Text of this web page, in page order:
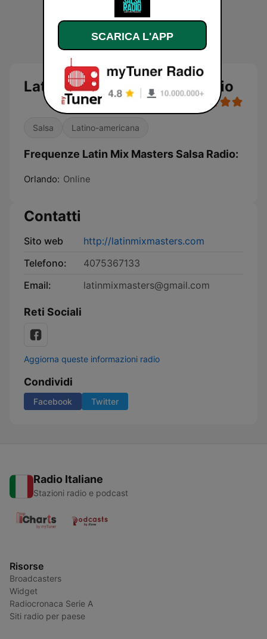
Latin Mix Masters Salsa Radio
Salsa Latino-americana
Frequenze Latin Mix Masters Salsa Radio:
Orlando: Online
Contatti
Sito web
http://latinmixmasters.com
Telefono:
4075367133
Email:
latinmixmasters@gmail.com
Reti Sociali
Aggiorna queste informazioni radio
Condividi
Facebook Twitter
Radio Italiane
Stazioni radio e podcast
Risorse
Broadcasters
Widget
Radiocronaca Serie A
Siti radio per paese
SCARICA L'APP